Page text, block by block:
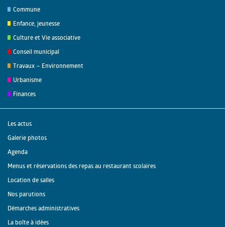
Commune
Enfance, jeunesse
Culture et Vie associative
Conseil municipal
Travaux – Environnement
Urbanisme
Finances
Les actus
Galerie photos
Agenda
Menus et réservations des repas au restaurant scolaires
Location de salles
Nos parutions
Démarches administratives
La boîte à idées